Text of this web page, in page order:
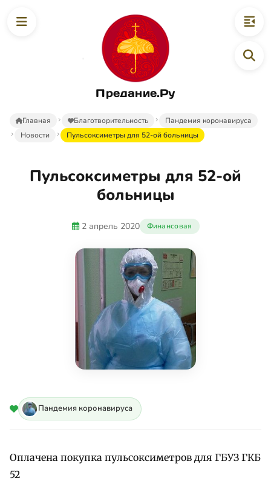
Предание.Ру
Главная Благотворительность
Пандемия коронавируса
Новости
Пульсоксиметры для 52-ой больницы
Пульсоксиметры для 52-ой
больницы
2 апрель 2020 Финансовая
Пандемия коронавируса
Оплачена покупка пульсоксиметров для ГБУЗ ГКБ
52